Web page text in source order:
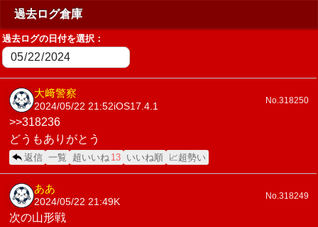
過去ログ倉庫
過去ログの日付を選択：
大﨑警察
2024/05/22 21:52iOS17.4.1
No.318250
>>318236
どうもありがとう
返信 一覧 超いいね 13 いいね順 📈超勢い
ああ
2024/05/22 21:49K
No.318249
次の山形戦